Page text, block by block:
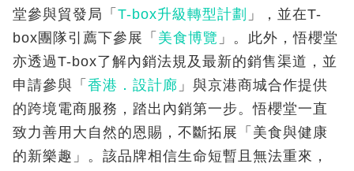
堂參與貿發局「 T-box升級轉型計劃 」，並在T-
box團隊引薦下參展「 美食博覽 」。此外，悟櫻堂
亦透過T-box了解內銷法規及最新的銷售渠道，並
申請參與「 香港．設計廊 」與京港商城合作提供
的跨境電商服務，踏出內銷第一步。悟櫻堂一直
致力善用大自然的恩賜，不斷拓展「美食與健康
的新樂趣」。該品牌相信生命短暫且無法重來，